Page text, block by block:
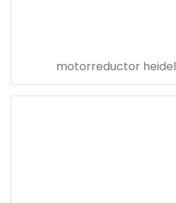
motorreductor